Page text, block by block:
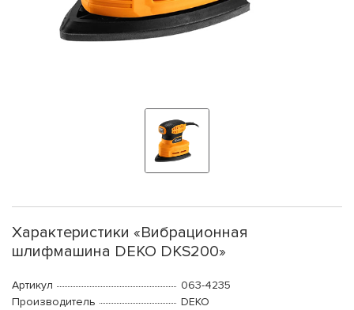
Характеристики «Вибрационная
шлифмашина DEKO DKS200»
Артикул
063-4235
Производитель
DEKO